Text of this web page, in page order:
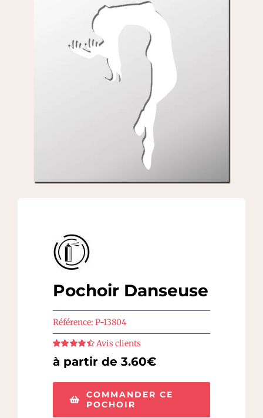
Pochoir Danseuse
Référence: P-13804
Note
sur
5
Avis clients
à partir de 3.60€
COMMANDER CE
POCHOIR